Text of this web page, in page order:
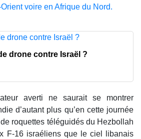
voire en Afrique du Nord.
drone contre Israël ?
averti ne saurait se montrer
d’autant plus qu’en cette journée
roquettes téléguidés du Hezbollah
F-16 israéliens que le ciel libanais